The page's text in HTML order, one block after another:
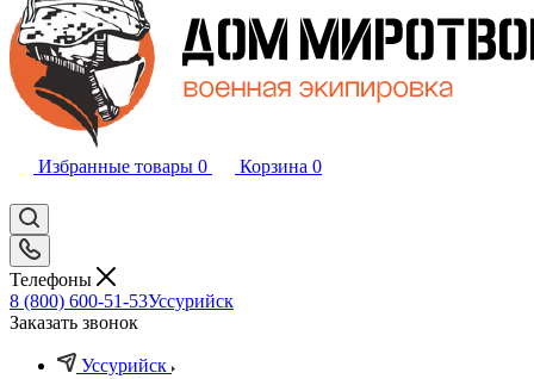
Избранные товары 0 Корзина 0
Телефоны
8 (800) 600-51-53Уссурийск
Заказать звонок
Уссурийск